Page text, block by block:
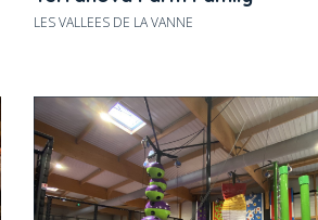
LES VALLEES DE LA VANNE